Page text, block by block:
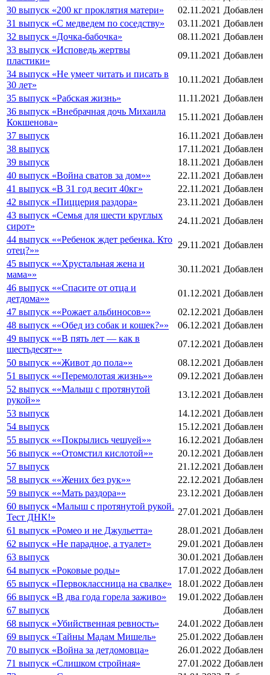
30 выпуск «200 кг проклятия матери»
02.11.2021 Добавлен
31 выпуск «С медведем по соседству»
03.11.2021 Добавлен
32 выпуск «Дочка-бабочка»
08.11.2021 Добавлен
33 выпуск «Исповедь жертвы
пластики»
09.11.2021 Добавлен
34 выпуск «Не умеет читать и писать в
30 лет»
10.11.2021 Добавлен
35 выпуск «Рабская жизнь»
11.11.2021 Добавлен
36 выпуск «Внебрачная дочь Михаила
Кокшенова»
15.11.2021 Добавлен
37 выпуск
16.11.2021 Добавлен
38 выпуск
17.11.2021 Добавлен
39 выпуск
18.11.2021 Добавлен
40 выпуск «Война сватов за дом»»
22.11.2021 Добавлен
41 выпуск «В 31 год весит 40кг»
22.11.2021 Добавлен
42 выпуск «Пиццерия раздора»
23.11.2021 Добавлен
43 выпуск «Семья для шести круглых
сирот»
24.11.2021 Добавлен
44 выпуск ««Ребенок ждет ребенка. Кто
отец?»»
29.11.2021 Добавлен
45 выпуск ««Хрустальная жена и
мама»»
30.11.2021 Добавлен
46 выпуск ««Спасите от отца и
детдома»»
01.12.2021 Добавлен
47 выпуск ««Рожает альбиносов»»
02.12.2021 Добавлен
48 выпуск ««Обед из собак и кошек?»»
06.12.2021 Добавлен
49 выпуск ««В пять лет — как в
шестьдесят»»
07.12.2021 Добавлен
50 выпуск ««Живот до пола»»
08.12.2021 Добавлен
51 выпуск ««Перемолотая жизнь»»
09.12.2021 Добавлен
52 выпуск ««Малыш с протянутой
рукой»»
13.12.2021 Добавлен
53 выпуск
14.12.2021 Добавлен
54 выпуск
15.12.2021 Добавлен
55 выпуск ««Покрылись чешуей»»
16.12.2021 Добавлен
56 выпуск ««Отомстил кислотой»»
20.12.2021 Добавлен
57 выпуск
21.12.2021 Добавлен
58 выпуск ««Жених без рук»»
22.12.2021 Добавлен
59 выпуск ««Мать раздора»»
23.12.2021 Добавлен
60 выпуск «Малыш с протянутой рукой.
Тест ДНК!»
27.01.2021 Добавлен
61 выпуск «Ромео и не Джульетта»
28.01.2021 Добавлен
62 выпуск «Не парадное, а туалет»
29.01.2021 Добавлен
63 выпуск
30.01.2021 Добавлен
64 выпуск «Роковые роды»
17.01.2022 Добавлен
65 выпуск «Первоклассница на свалке»
18.01.2022 Добавлен
66 выпуск «В два года горела заживо»
19.01.2022 Добавлен
67 выпуск
Добавлен
68 выпуск «Убийственная ревность»
24.01.2022 Добавлен
69 выпуск «Тайны Мадам Мишель»
25.01.2022 Добавлен
70 выпуск «Война за детдомовца»
26.01.2022 Добавлен
71 выпуск «Слишком стройная»
27.01.2022 Добавлен